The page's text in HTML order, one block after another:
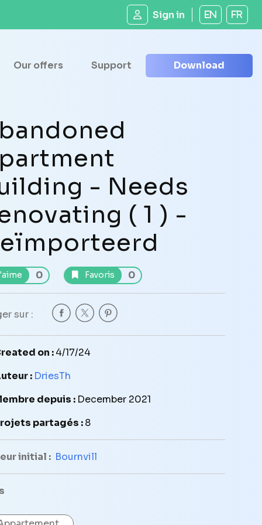
Sign in EN FR
Our offers Support Download
- Needs
( 1 ) -
0 Favoris 0
sur :
on :4/17/24
: DriesTh
depuis : December 2021
partagés :8
initial : Bournvill